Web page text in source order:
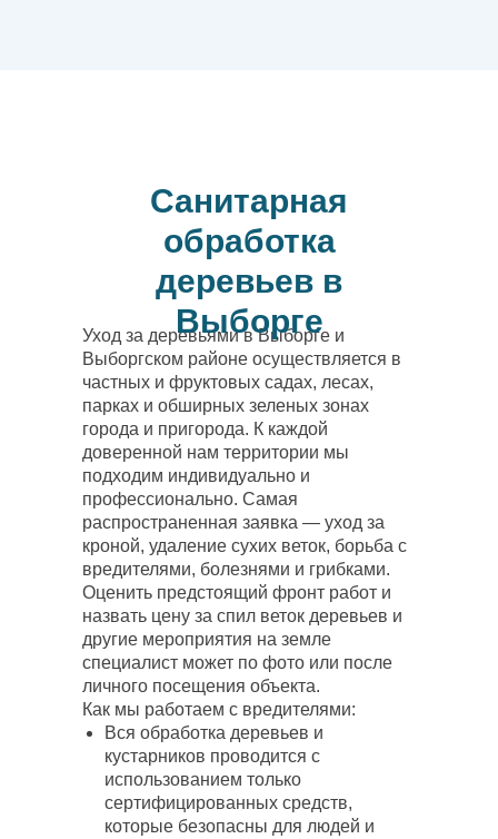
Уход за деревьями в Выборге и
Выборгском районе осуществляется в
частных и фруктовых садах, лесах,
парках и обширных зеленых зонах
города и пригорода. К каждой
доверенной нам территории мы
подходим индивидуально и
профессионально. Самая
распространенная заявка — уход за
кроной, удаление сухих веток, борьба с
вредителями, болезнями и грибками.
Оценить предстоящий фронт работ и
назвать цену за спил веток деревьев и
другие мероприятия на земле
специалист может по фото или после
личного посещения объекта.
Как мы работаем с вредителями:
Вся обработка деревьев и
кустарников проводится с
использованием только
сертифицированных средств,
которые безопасны для людей и
Санитарная
обработка
деревьев в
Выборге